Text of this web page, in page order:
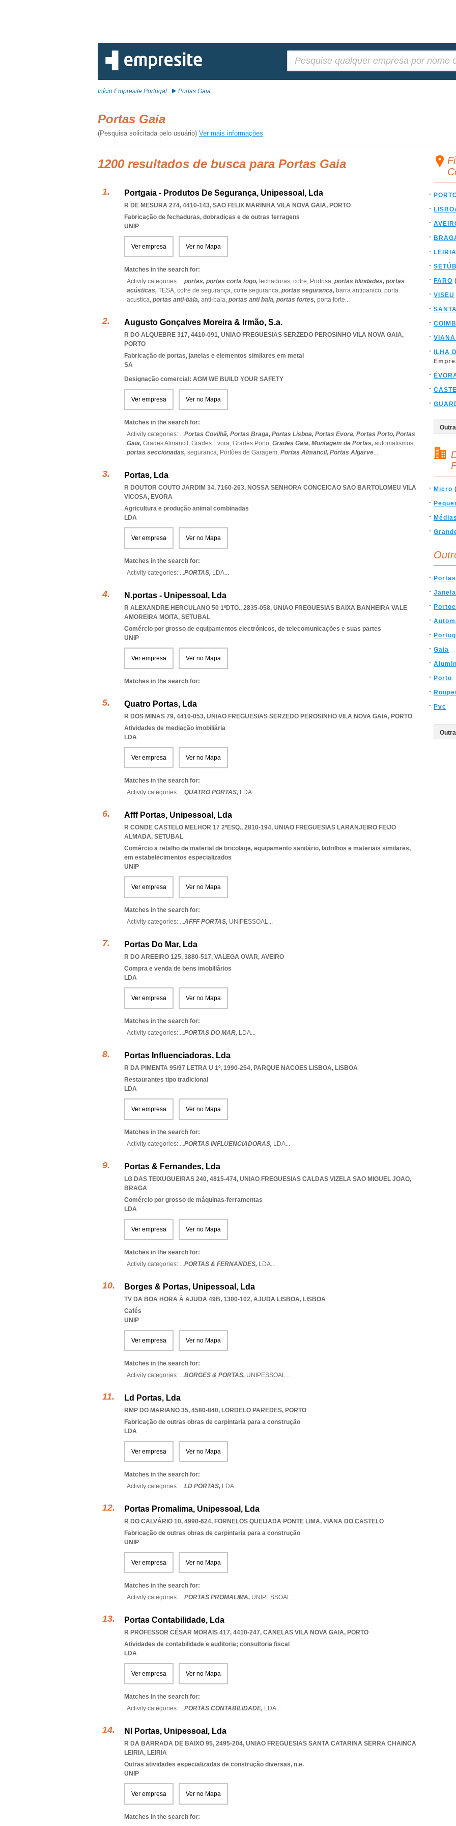
Início Empresite Portugal Portas Gaia
Portas Gaia
(Pesquisa solicitada pelo usuário) Ver mais informações
1200 resultados de busca para Portas Gaia
Portgaia - Produtos De Segurança, Unipessoal, Lda
R DE MESURA 274, 4410-143, SAO FELIX MARINHA VILA NOVA GAIA, PORTO
Fabricação de fechaduras, dobradiças e de outras ferragens
UNIP
Ver empresa Ver no Mapa
Matches in the search for:
Activity categories: ...portas, portas corta fogo, fechaduras, cofre, Portrisa, portas blindadas, portas
acústicas, TESA, cofre de segurança, cofre seguranca, portas seguranca, barra antipanico, porta
acustica, portas anti-bala, anti-bala, portas anti bala, portas fortes, porta forte...
Augusto Gonçalves Moreira & Irmão, S.a.
R DO ALQUEBRE 317, 4410-091, UNIAO FREGUESIAS SERZEDO PEROSINHO VILA NOVA GAIA,
PORTO
Fabricação de portas, janelas e elementos similares em metal
SA
Designação comercial: AGM WE BUILD YOUR SAFETY
Ver empresa Ver no Mapa
Matches in the search for:
Activity categories: ...Portas Covilhã, Portas Braga, Portas Lisboa, Portas Evora, Portas Porto, Portas
Gaia, Grades Almancil, Grades Evora, Grades Porto, Grades Gaia, Montagem de Portas, automatismos,
portas seccionadas, seguranca, Portões de Garagem, Portas Almancil, Portas Algarve...
Portas, Lda
R DOUTOR COUTO JARDIM 34, 7160-263, NOSSA SENHORA CONCEICAO SAO BARTOLOMEU VILA
VICOSA, EVORA
Agricultura e produção animal combinadas
LDA
Ver empresa Ver no Mapa
Matches in the search for:
Activity categories: ...PORTAS, LDA...
N.portas - Unipessoal, Lda
R ALEXANDRE HERCULANO 50 1ºDTO., 2835-058, UNIAO FREGUESIAS BAIXA BANHEIRA VALE
AMOREIRA MOITA, SETUBAL
Comércio por grosso de equipamentos electrónicos, de telecomunicações e suas partes
UNIP
Ver empresa Ver no Mapa
Matches in the search for:
Quatro Portas, Lda
R DOS MINAS 79, 4410-053, UNIAO FREGUESIAS SERZEDO PEROSINHO VILA NOVA GAIA, PORTO
Atividades de mediação imobiliária
LDA
Ver empresa Ver no Mapa
Matches in the search for:
Activity categories: ...QUATRO PORTAS, LDA...
Afff Portas, Unipessoal, Lda
R CONDE CASTELO MELHOR 17 2ºESQ., 2810-194, UNIAO FREGUESIAS LARANJEIRO FEIJO
ALMADA, SETUBAL
Comércio a retalho de material de bricolage, equipamento sanitário, ladrilhos e materiais similares,
em estabelecimentos especializados
UNIP
Ver empresa Ver no Mapa
Matches in the search for:
Activity categories: ...AFFF PORTAS, UNIPESSOAL...
Portas Do Mar, Lda
R DO AREEIRO 125, 3880-517, VALEGA OVAR, AVEIRO
Compra e venda de bens imobiliários
LDA
Ver empresa Ver no Mapa
Matches in the search for:
Activity categories: ...PORTAS DO MAR, LDA...
Portas Influenciadoras, Lda
R DA PIMENTA 95/97 LETRA U 1º, 1990-254, PARQUE NACOES LISBOA, LISBOA
Restaurantes tipo tradicional
LDA
Ver empresa Ver no Mapa
Matches in the search for:
Activity categories: ...PORTAS INFLUENCIADORAS, LDA...
Portas & Fernandes, Lda
LG DAS TEIXUGUEIRAS 240, 4815-474, UNIAO FREGUESIAS CALDAS VIZELA SAO MIGUEL JOAO,
BRAGA
Comércio por grosso de máquinas-ferramentas
LDA
Ver empresa Ver no Mapa
Matches in the search for:
Activity categories: ...PORTAS & FERNANDES, LDA...
Borges & Portas, Unipessoal, Lda
TV DA BOA HORA À AJUDA 49B, 1300-102, AJUDA LISBOA, LISBOA
Cafés
UNIP
Ver empresa Ver no Mapa
Matches in the search for:
Activity categories: ...BORGES & PORTAS, UNIPESSOAL...
Ld Portas, Lda
RMP DO MARIANO 35, 4580-840, LORDELO PAREDES, PORTO
Fabricação de outras obras de carpintaria para a construção
LDA
Ver empresa Ver no Mapa
Matches in the search for:
Activity categories: ...LD PORTAS, LDA...
Portas Promalima, Unipessoal, Lda
R DO CALVÁRIO 10, 4990-624, FORNELOS QUEIJADA PONTE LIMA, VIANA DO CASTELO
Fabricação de outras obras de carpintaria para a construção
UNIP
Ver empresa Ver no Mapa
Matches in the search for:
Activity categories: ...PORTAS PROMALIMA, UNIPESSOAL...
Portas Contabilidade, Lda
R PROFESSOR CÉSAR MORAIS 417, 4410-247, CANELAS VILA NOVA GAIA, PORTO
Atividades de contabilidade e auditoria; consultoria fiscal
LDA
Ver empresa Ver no Mapa
Matches in the search for:
Activity categories: ...PORTAS CONTABILIDADE, LDA...
Nl Portas, Unipessoal, Lda
R DA BARRADA DE BAIXO 95, 2495-204, UNIAO FREGUESIAS SANTA CATARINA SERRA CHAINCA
LEIRIA, LEIRIA
Outras atividades especializadas de construção diversas, n.e.
UNIP
Ver empresa Ver no Mapa
Matches in the search for:
LEIRIA
FARO
VISEU
ILHA
Micro
Portas
Gaia
Porto
Pvc